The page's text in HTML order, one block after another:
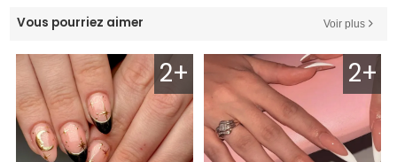
Vous pourriez aimer Voir plus
2+ 2+